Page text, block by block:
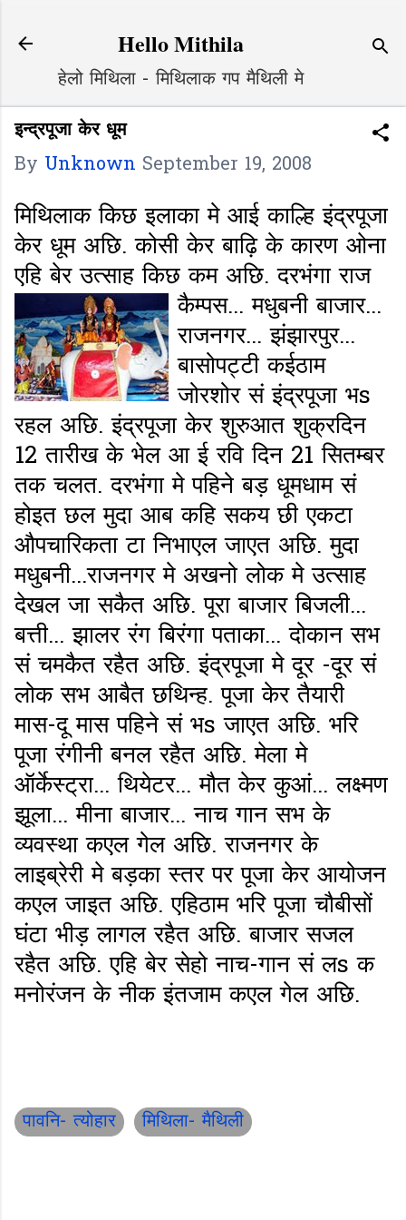
Hello Mithila
हेलो मिथिला - मिथिलाक गप मैथिली मे
इन्द्रपूजा केर धूम
By Unknown September 19, 2008
मिथिलाक किछ इलाका मे आई काल्हि इंद्रपूजा
केर धूम अछि. कोसी केर बाढ़ि के कारण ओना
एहि बेर उत्साह किछ कम अछि. दरभंगा राज
कैम्पस... मधुबनी बाजार...
राजनगर... झंझारपुर...
बासोपट्टी कईठाम
जोरशोर सं इंद्रपूजा भs
रहल अछि. इंद्रपूजा केर शुरुआत शुक्रदिन
12 तारीख के भेल आ ई रवि दिन 21 सितम्बर
तक चलत. दरभंगा मे पहिने बड़ धूमधाम सं
होइत छल मुदा आब कहि सकय छी एकटा
औपचारिकता टा निभाएल जाएत अछि. मुदा
मधुबनी...राजनगर मे अखनो लोक मे उत्साह
देखल जा सकैत अछि. पूरा बाजार बिजली...
बत्ती... झालर रंग बिरंगा पताका... दोकान सभ
सं चमकैत रहैत अछि. इंद्रपूजा मे दूर -दूर सं
लोक सभ आबैत छथिन्ह. पूजा केर तैयारी
मास-दू मास पहिने सं भs जाएत अछि. भरि
पूजा रंगीनी बनल रहैत अछि. मेला मे
ऑर्केस्ट्रा... थियेटर... मौत केर कुआं... लक्ष्मण
झूला... मीना बाजार... नाच गान सभ के
व्यवस्था कएल गेल अछि. राजनगर के
लाइब्रेरी मे बड़का स्तर पर पूजा केर आयोजन
कएल जाइत अछि. एहिठाम भरि पूजा चौबीसों
घंटा भीड़ लागल रहैत अछि. बाजार सजल
रहैत अछि. एहि बेर सेहो नाच-गान सं लs क
मनोरंजन के नीक इंतजाम कएल गेल अछि.
पावनि- त्योहार मिथिला- मैथिली